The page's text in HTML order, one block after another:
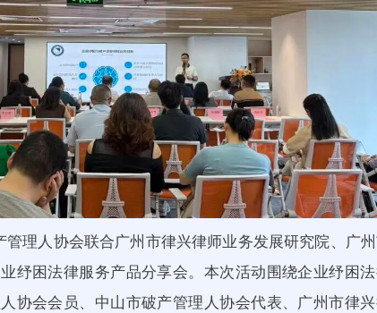
管理人协会联合广州市律兴律师业务发展研究院、广
纾困法律服务产品分享会。本次活动围绕企业纾困
协会会员、中山市破产管理人协会代表、广州市律